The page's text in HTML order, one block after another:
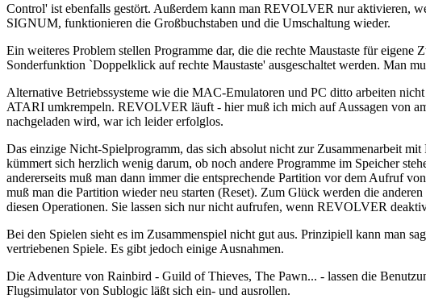
Control' ist ebenfalls gestört. Außerdem kann man REVOLVER nur aktivieren,
SIGNUM, funktionieren die Großbuchstaben und die Umschaltung wieder.
Ein weiteres Problem stellen Programme dar, die die rechte Maustaste für
Sonderfunktion `Doppelklick auf rechte Maustaste' ausgeschaltet werden. Man
Alternative Betriebssysteme wie die MAC-Emulatoren und PC ditto arbeiten
ATARI umkrempeln. REVOLVER läuft - hier muß ich mich auf Aussagen von
nachgeladen wird, war ich leider erfolglos.
Das einzige Nicht-Spielprogramm, das sich absolut nicht zur Zusammenarbeit
kümmert sich herzlich wenig darum, ob noch andere Programme im Speicher
andererseits muß man dann immer die entsprechende Partition vor dem Aufruf
muß man die Partition wieder neu starten (Reset). Zum Glück werden die
diesen Operationen. Sie lassen sich nur nicht aufrufen, wenn REVOLVER
Bei den Spielen sieht es im Zusammenspiel nicht gut aus. Prinzipiell kann man
vertriebenen Spiele. Es gibt jedoch einige Ausnahmen.
Die Adventure von Rainbird - Guild of Thieves, The Pawn... - lassen die
Flugsimulator von Sublogic läßt sich ein- und ausrollen.